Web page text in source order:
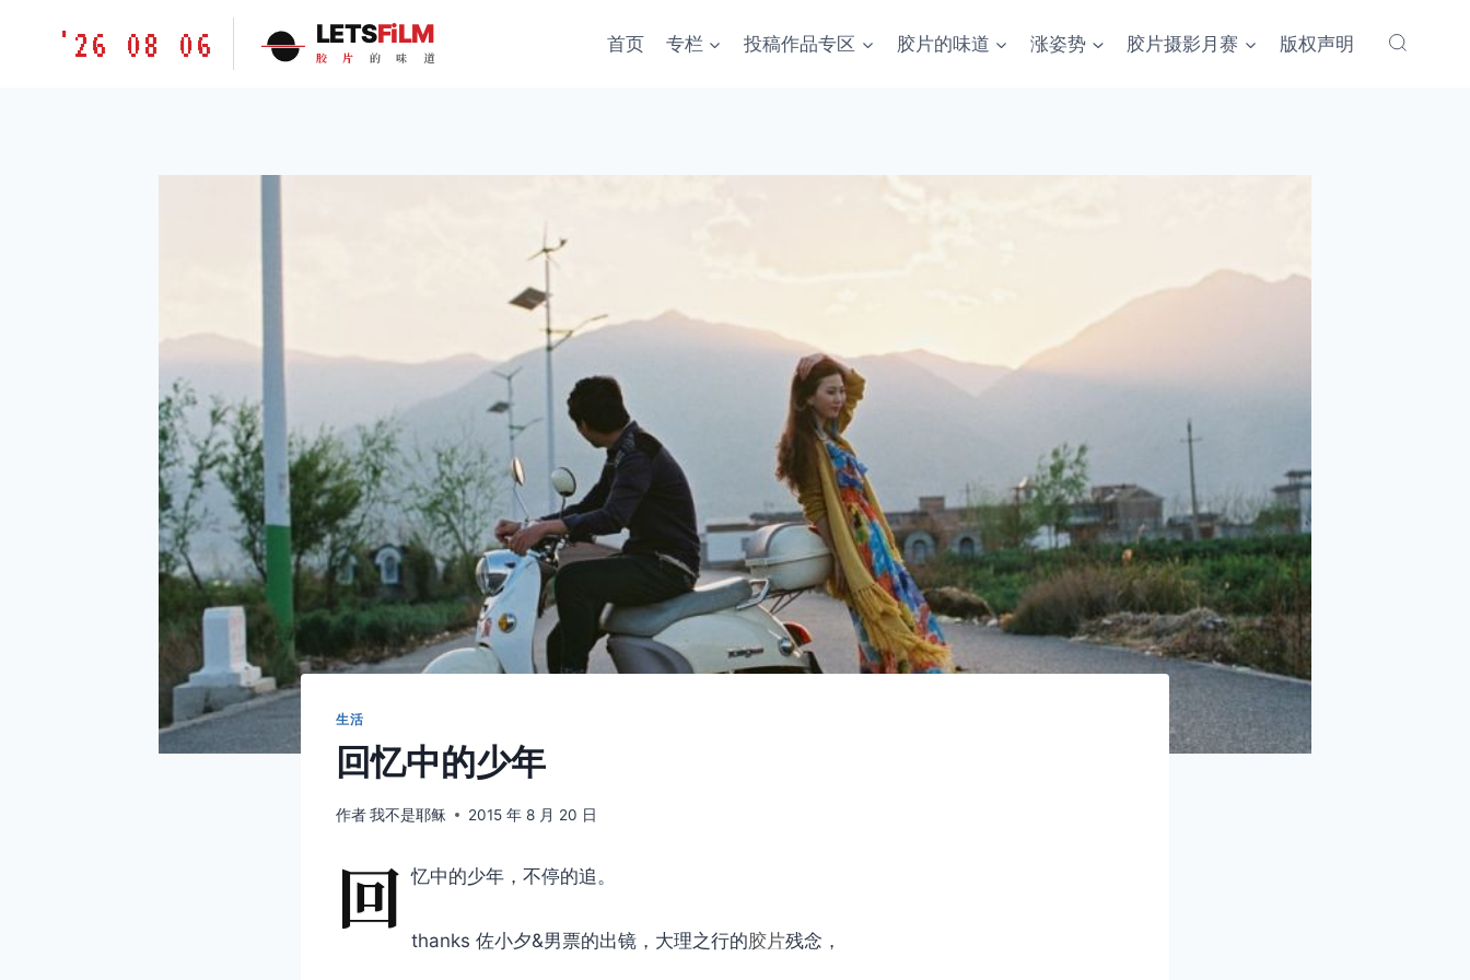
胶'26 08 06 LETSFiLM
胶 片 的 味 道
首页 专栏 投稿作品专区 胶片的味道 涨姿势 胶片摄影月赛 版权声明
生活
回忆中的少年
作者我不是耶稣 2015 年 8 月 20 日
回 忆中的少年，不停的追。
thanks 佐小夕&男票的出镜，大理之行的胶片残念，